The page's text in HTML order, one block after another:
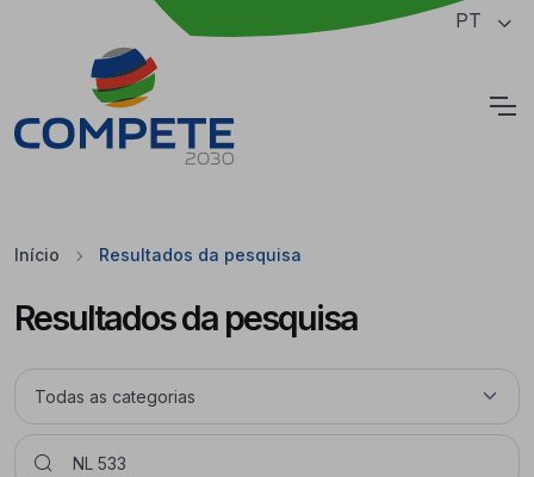
Saltar para o conteúdo principal da página PT
Início Resultados da pesquisa
Resultados da pesquisa